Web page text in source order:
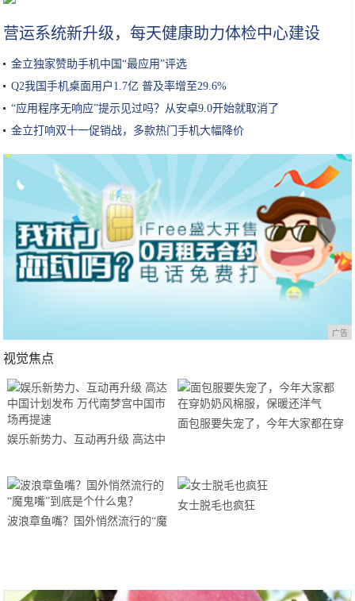
营运系统新升级，每天健康助力体检中心建设
金立独家赞助手机中国“最应用”评选
Q2我国手机桌面用户1.7亿 普及率增至29.6%
“应用程序无响应”提示见过吗？从安卓9.0开始就取消了
金立打响双十一促销战，多款热门手机大幅降价
广告
视觉焦点
娱乐新势力、互动再升级 高达中
再提速
面包服要失宠了，今年大家都在穿
波浪章鱼嘴？国外悄然流行的“魔
女士脱毛也疯狂